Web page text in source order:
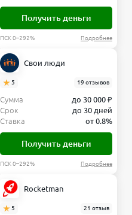
Получить деньги
ПСК 0–292% Подробнее
Свои люди
5 19 отзывов
Сумма
до 30 000 ₽
Срок
до 30 дней
Ставка
от 0.8%
Получить деньги
ПСК 0–292% Подробнее
Rocketman
5 21 отзыв